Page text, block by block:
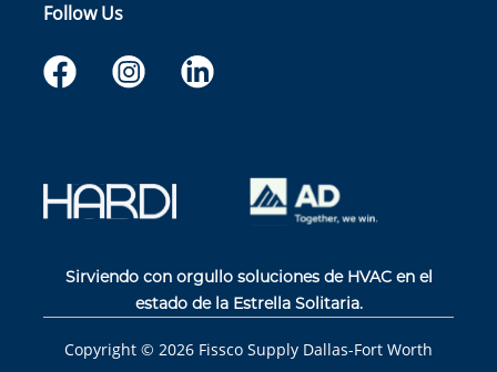
Follow Us
Sirviendo con orgullo soluciones de HVAC en el
estado de la Estrella Solitaria.
Copyright © 2026 Fissco Supply Dallas-Fort Worth